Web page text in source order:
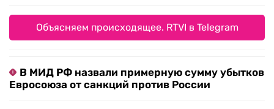
Объясняем происходящее. RTVI в Telegram
В МИД РФ назвали примерную сумму убытков
Евросоюза от санкций против России